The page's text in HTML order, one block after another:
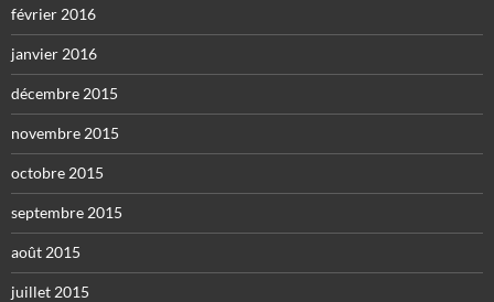
février 2016
janvier 2016
décembre 2015
novembre 2015
octobre 2015
septembre 2015
août 2015
juillet 2015